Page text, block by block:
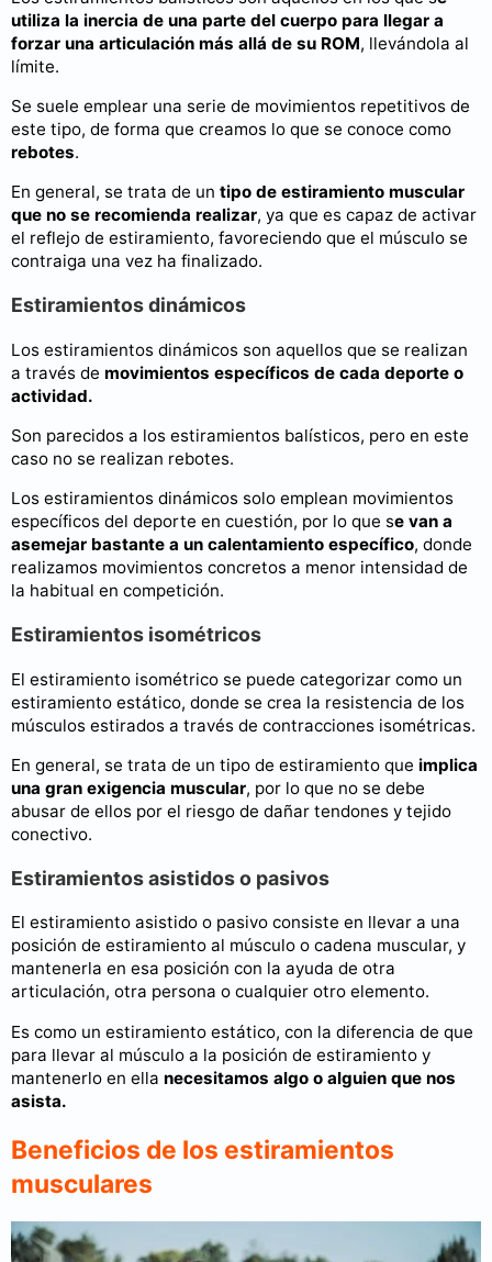
utiliza la inercia de una parte del cuerpo para llegar a
forzar una articulación más allá de su ROM, llevándola al
límite.
Se suele emplear una serie de movimientos repetitivos de
este tipo, de forma que creamos lo que se conoce como
rebotes.
En general, se trata de un tipo de estiramiento muscular
que no se recomienda realizar, ya que es capaz de activar
el reflejo de estiramiento, favoreciendo que el músculo se
contraiga una vez ha finalizado.
Estiramientos dinámicos
Los estiramientos dinámicos son aquellos que se realizan
a través de movimientos específicos de cada deporte o
actividad.
Son parecidos a los estiramientos balísticos, pero en este
caso no se realizan rebotes.
Los estiramientos dinámicos solo emplean movimientos
específicos del deporte en cuestión, por lo que se van a
asemejar bastante a un calentamiento específico, donde
realizamos movimientos concretos a menor intensidad de
la habitual en competición.
Estiramientos isométricos
El estiramiento isométrico se puede categorizar como un
estiramiento estático, donde se crea la resistencia de los
músculos estirados a través de contracciones isométricas.
En general, se trata de un tipo de estiramiento que implica
una gran exigencia muscular, por lo que no se debe
abusar de ellos por el riesgo de dañar tendones y tejido
conectivo.
Estiramientos asistidos o pasivos
El estiramiento asistido o pasivo consiste en llevar a una
posición de estiramiento al músculo o cadena muscular, y
mantenerla en esa posición con la ayuda de otra
articulación, otra persona o cualquier otro elemento.
Es como un estiramiento estático, con la diferencia de que
para llevar al músculo a la posición de estiramiento y
mantenerlo en ella necesitamos algo o alguien que nos
asista.
Beneficios de los estiramientos
musculares